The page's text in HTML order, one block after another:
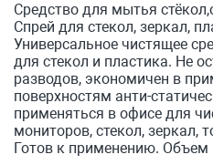
Средство для мытья
Спрей для стекол, зеркал,
Универсальное чистящее
для стекол и пластика. Не
разводов, экономичен в
поверхностям анти-
применяться в офисе для
мониторов, стекол, зеркал,
Готов к применению. Объем